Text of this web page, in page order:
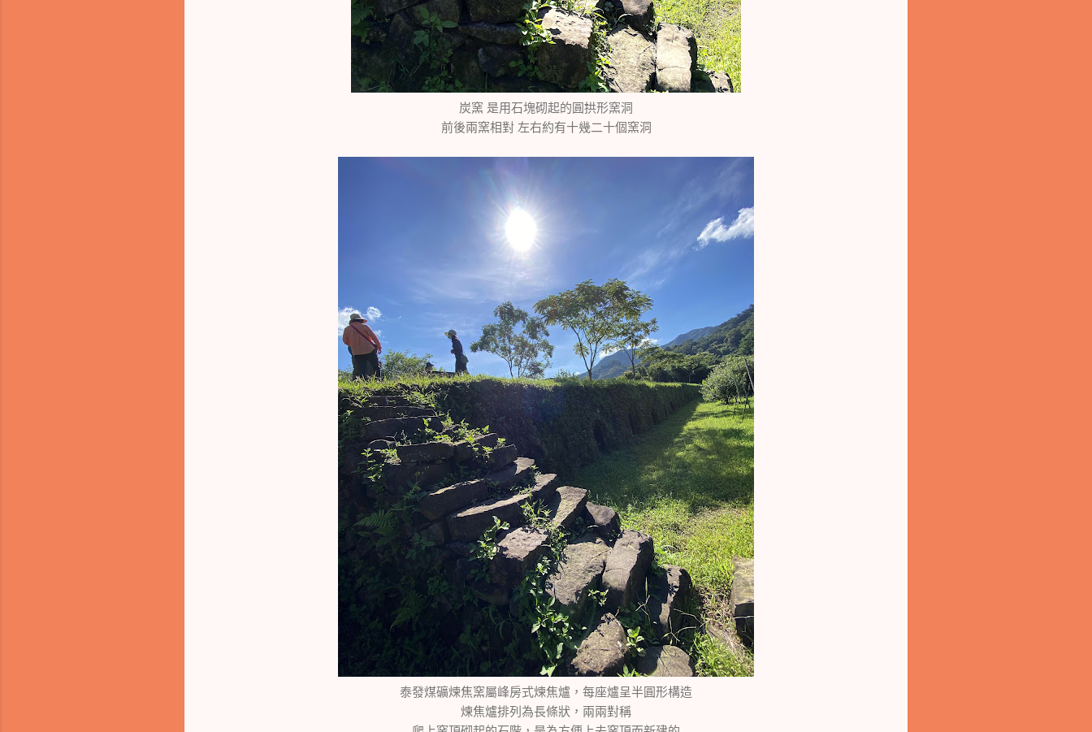
炭窯 是用石塊砌起的圓拱形窯洞
前後兩窯相對 左右約有十幾二十個窯洞
泰發煤礦煉焦窯屬峰房式煉焦爐，每座爐呈半圓形構造
煉焦爐排列為長條狀，兩兩對稱